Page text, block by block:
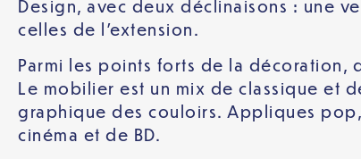
Design, avec deux déclinaisons : une
celles de l’extension.
Parmi les points forts de la décoration,
Le mobilier est un mix de classique et
graphique des couloirs. Appliques
cinéma et de BD.